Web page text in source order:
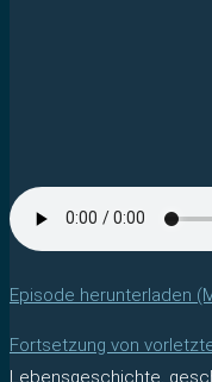
Episode herunterladen
Fortsetzung von
Lebensgeschichte,